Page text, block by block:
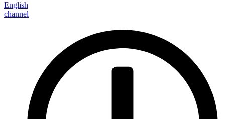
English
channel